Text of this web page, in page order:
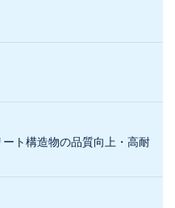
ート構造物の品質向上・高耐